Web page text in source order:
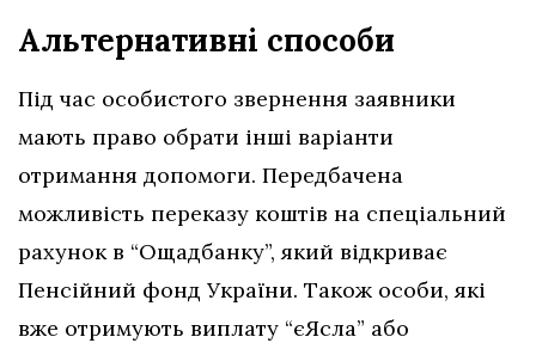
Альтернативні способи
Під час особистого звернення заявники
мають право обрати інші варіанти
отримання допомоги. Передбачена
можливість переказу коштів на спеціальний
рахунок в “Ощадбанку”, який відкриває
Пенсійний фонд України. Також особи, які
вже отримують виплату “єЯсла” або